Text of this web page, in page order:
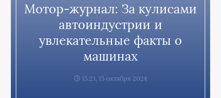
Мотор-журнал: За кулисами
автоиндустрии и
увлекательные факты о
машинах
15:21, 15 октября 2024